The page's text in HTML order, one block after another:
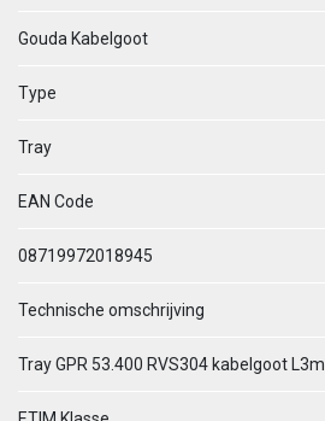
Gouda Kabelgoot
Type
Tray
EAN Code
08719972018945
Technische omschrijving
Tray GPR 53.400 RVS304 kabelgoot L3m